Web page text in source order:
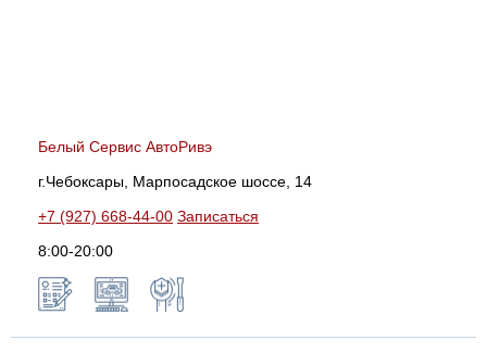
Белый Сервис АвтоРивэ
г.Чебоксары, Марпосадское шоссе, 14
+7 (927) 668-44-00 Записаться
8:00-20:00